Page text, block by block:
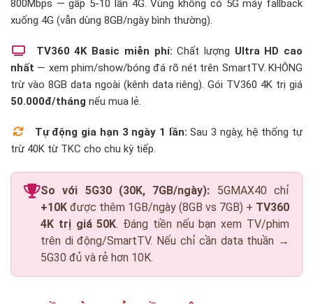
800Mbps — gấp 5-10 lần 4G. Vùng không có 5G máy fallback
xuống 4G (vẫn dùng 8GB/ngày bình thường).
TV360 4K Basic miễn phí: Chất lượng Ultra HD cao
nhất — xem phim/show/bóng đá rõ nét trên SmartTV. KHÔNG
trừ vào 8GB data ngoài (kênh data riêng). Gói TV360 4K trị giá
50.000đ/tháng nếu mua lẻ.
Tự động gia hạn 3 ngày 1 lần: Sau 3 ngày, hệ thống tự
trừ 40K từ TKC cho chu kỳ tiếp.
So với 5G30 (30K, 7GB/ngày): 5GMAX40 chỉ
+10K được thêm 1GB/ngày (8GB vs 7GB) + TV360
4K trị giá 50K. Đáng tiền nếu bạn xem TV/phim
trên di động/SmartTV. Nếu chỉ cần data thuần →
5G30 đủ và rẻ hơn 10K.